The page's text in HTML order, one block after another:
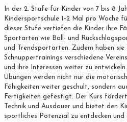
In der 2. Stufe für Kinder von 7 bis 8
Kindersportschule 1–2 Mal pro Woche
dieser Stufe vertiefen die Kinder ihre
Sportarten wie Ball- und
und Trendsportarten. Zudem haben sie
Schnuppertrainings verschiedene
und ihre Interessen weiter zu
Übungen werden nicht nur die
Fähigkeiten weiter geschult, sondern
Fertigkeiten gefestigt. Der Kurs
Technik und Ausdauer und bietet den
sportliches Potenzial zu entdecken und